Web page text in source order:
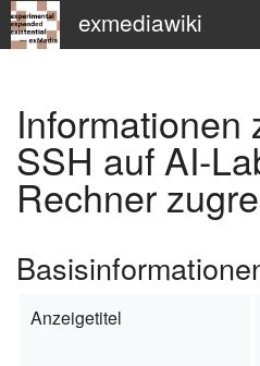
exmediawiki
KHM
Informationen
SSH auf AI-
Rechner
Anzeigetitel